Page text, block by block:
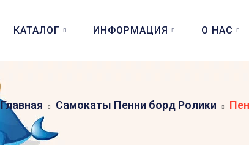
КАТАЛОГ ИНФОРМАЦИЯ О НАС
Главная Самокаты Пенни борд Ролики